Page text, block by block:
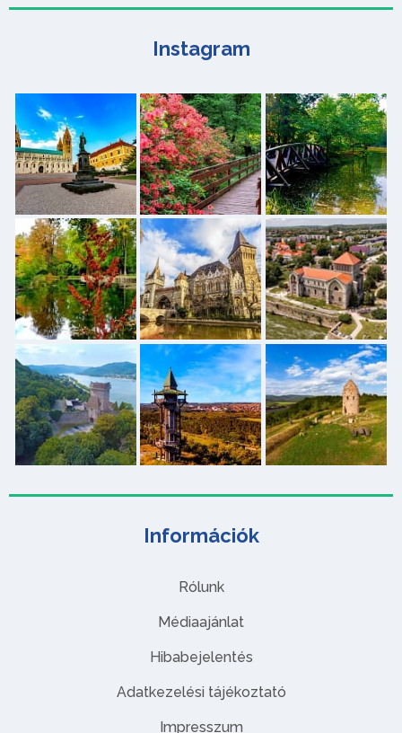
Információk
Rólunk
Médiaajánlat
Hibabejelentés
Adatkezelési tájékoztató
Impresszum
Instagram